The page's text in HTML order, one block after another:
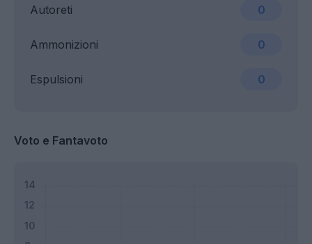
Ammonizioni 0
Espulsioni 0
Autoreti 0
Voto e Fantavoto